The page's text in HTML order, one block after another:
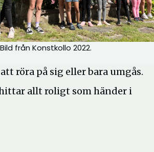
Bild från Konstkollo 2022.
röra på sig eller bara umgås.
allt roligt som händer i